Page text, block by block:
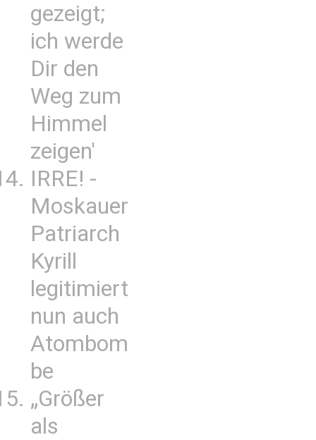
gezeigt;
ich werde
Dir den
Weg zum
Himmel
zeigen'
IRRE! -
Moskauer
Patriarch
Kyrill
legitimiert
nun auch
Atombom
be
„Größer
als